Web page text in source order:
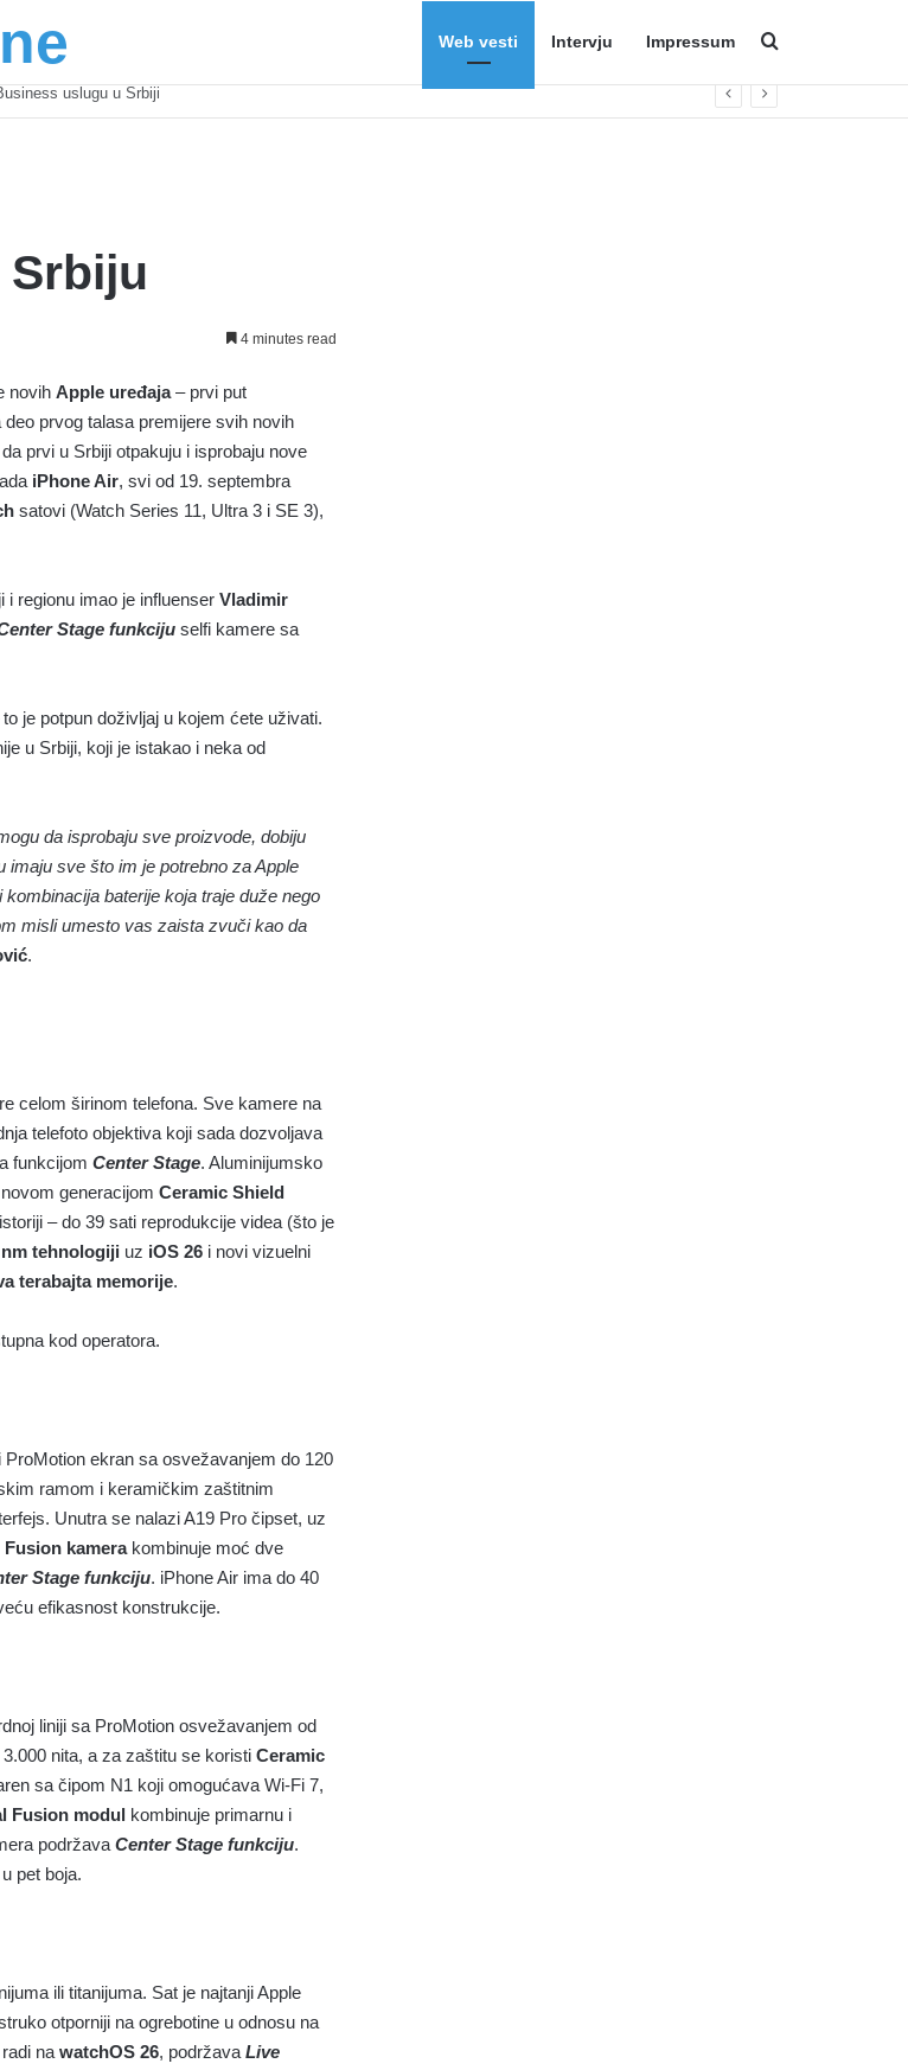
Web vesti Intervju Impressum
Srbiju
4 minutes read
novih Apple uređaja– prvi put
prvog talasa premijere svih novih
prvi u Srbiji otpakuju i isprobaju nove
iPhone Air, svi od 19. septembra
satovi (Watch Series 11, Ultra 3 i SE 3),
regionu imao je influenser Vladimir
Stage funkciju selfi kamere sa
je potpun doživljaj u kojem ćete uživati.
u Srbiji, koji je istakao i neka od
da isprobaju sve proizvode, dobiju
sve što im je potrebno za Apple
baterije koja traje duže nego
misli umesto vas zaista zvuči kao da
.
celom širinom telefona. Sve kamere na
telefoto objektiva koji sada dozvoljava
funkcijom Center Stage. Aluminijumsko
generacijom Ceramic Shield
– do 39 sati reprodukcije videa (što je
tehnologiji uz iOS 26 i novi vizuelni
terabajta memorije.
kod operatora.
ekran sa osvežavanjem do 120
ramom i keramičkim zaštitnim
Unutra se nalazi A19 Pro čipset, uz
Fusion kamerakombinuje moć dve
Stage funkciju. iPhone Air ima do 40
efikasnost konstrukcije.
liniji sa ProMotion osvežavanjem od
nita, a za zaštitu se koristi Ceramic
sa čipom N1 koji omogućava Wi-Fi 7,
Fusion modul kombinuje primarnu i
podržava Center Stage funkciju.
pet boja.
ili titanijuma. Sat je najtanji Apple
otporniji na ogrebotine u odnosu na
na watchOS 26, podržava Live